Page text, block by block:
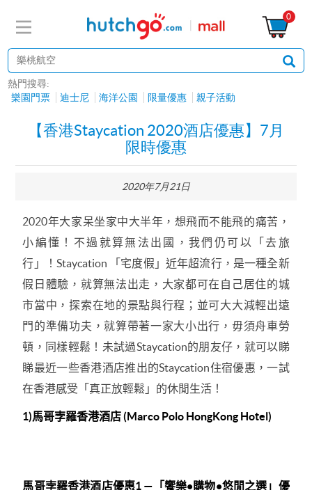
0
熱門搜尋:
樂園門票
迪士尼 海洋公園 限量優惠 親子活動
【香港Staycation 2020酒店優惠】7月
限時優惠
2020年7月21日
2020年大家呆坐家中大半年，想飛而不能飛的痛苦，
小編懂！ 不過就算無法出國，我們仍可以「去旅
行」！ Staycation 「宅度假」 近年超流行，是一種全新
假日體驗，就算無法出走，大家都可在自己居住的城
市當中，探索在地的景點與行程；並可大大減輕出遠
門的準備功夫，就算帶著一家大小出行，毋須舟車勞
頓，同樣輕鬆！未試過Staycation的朋友仔，就可以睇
睇最近一些香港酒店推出的Staycation住宿優惠 ，一試
在香港感受「真正放輕鬆」的休閒生活！
1)馬哥孛羅香港酒店(Marco Polo HongKong Hotel)
馬哥孛羅香港酒店優惠1 — 「饗樂•購物•悠閒之選」優